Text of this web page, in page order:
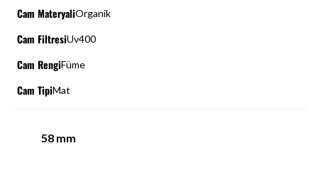
Cam MateryaliOrganik
Cam FiltresiUv400
Cam RengiFüme
Cam TipiMat
58 mm